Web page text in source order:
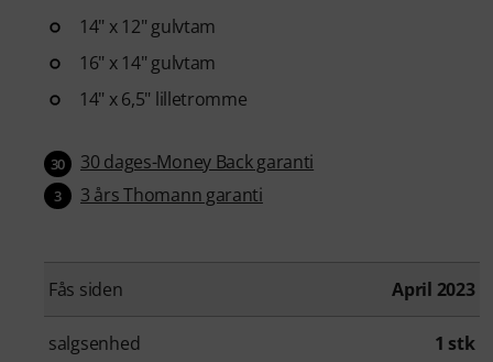
14" x 12" gulvtam
16" x 14" gulvtam
14" x 6,5" lilletromme
30 30 dages-Money Back garanti
3 3 års Thomann garanti
Fås siden April 2023
salgsenhed 1 stk